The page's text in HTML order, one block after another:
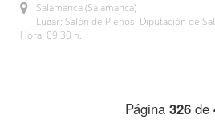
Salamanca (Salamanca)
Lugar: Salón de Plenos. Diputación de
Hora: 09:30 h.
Página 326de